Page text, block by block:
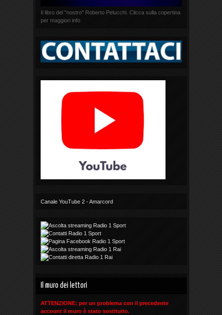
Il libro del "nostro" Roberto Pelucchi. Clicca sulla copertina
per maggiori info
Canale YouTube 2 - Amarcord
Il muro dei lettori
ATTENZIONE: per un problema con il precedente
account il muro è stato sostituito.